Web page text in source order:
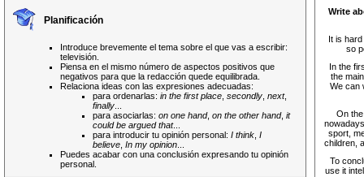
Planificación
Introduce brevemente el tema sobre el que vas a escribir:
televisión.
Piensa en el mismo número de aspectos positivos que
negativos para que la redacción quede equilibrada.
Relaciona ideas con las expresiones adecuadas:
para ordenarlas: in the first place secondly next,
finally
para asociarlas: on one hand, on the other hand, it
could be argued that...
para introducir tu opinión personal: I think I
believe In my opinion
Puedes acabar con una conclusión expresando tu opinión
personal.
Write
It is
so
In the
the
We can
On
sport,
children,
To
use it